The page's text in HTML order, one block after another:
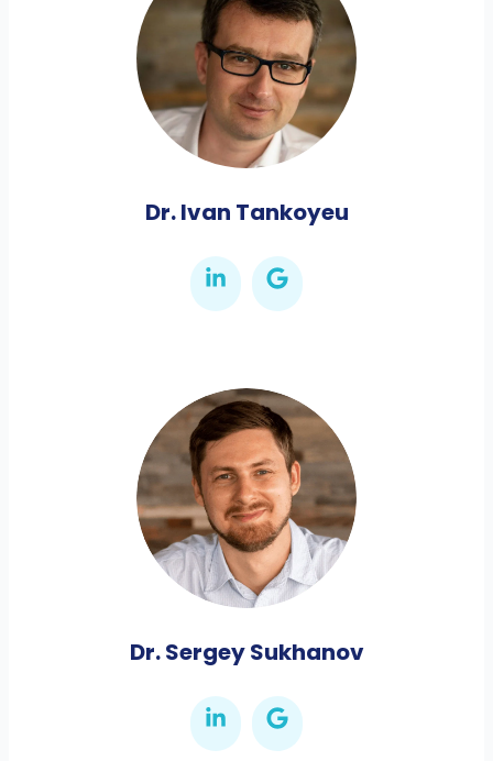
Dr. Ivan Tankoyeu
Dr. Sergey Sukhanov